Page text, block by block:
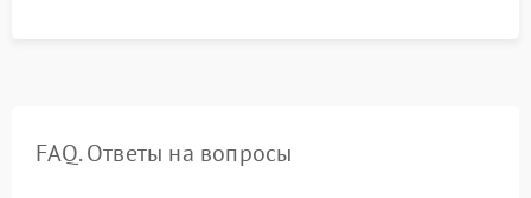
FAQ. Ответы на вопросы